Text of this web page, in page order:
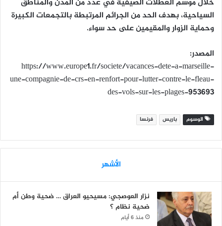
خلال موسم العطلات الصيفية في عدد من المدن والمناطق
السياحية، بهدف الحد من الجرائم المرتبطة بالتجمعات الكبيرة
وحماية الزوار والمقيمين على حد سواء.
المصدر:
https://www.europe1.fr/societe/vacances-dete-a-marseille-
une-compagnie-de-crs-en-renfort-pour-lutter-contre-le-fleau-
des-vols-sur-les-plages-953693
الوسوم باريس فرنسا
الأشهر
نزار العوصجي: مسيحيو العراق … ضحية وطن أم
ضحية نظام ؟
منذ 6 أيام